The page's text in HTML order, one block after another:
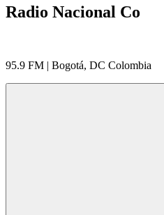
Radio Nacional Co
95.9 FM | Bogotá, DC Colombia